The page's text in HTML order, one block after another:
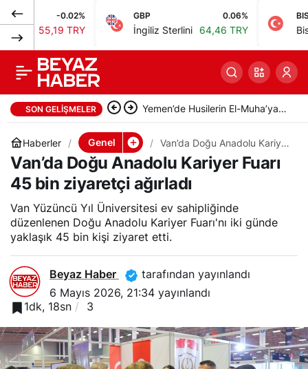
-0.02%
TRY
GBP
İngiliz Sterlini 64,46 TRY
BIST
Bist 100
SON GELIŞMELER İspanya’da orman yangını
Haberler Genel
Van’da Doğu Anadolu Kariyer
Fuarı 45 bin ziyaretçi ağırladı
Van’da Doğu Anadolu Kariyer Fuarı
45 bin ziyaretçi ağırladı
Van Yüzüncü Yıl Üniversitesi ev sahipliğinde
düzenlenen Doğu Anadolu Kariyer Fuarı'nı iki günde
yaklaşık 45 bin kişi ziyaret etti.
Beyaz Haber
tarafından yayınlandı
6 Mayıs 2026, 21:34 yayınlandı
1dk, 18sn
3
Gölcük’te kamyonet
ile motosiklet çarpıştı:
2 yaralı
0 Paylaş